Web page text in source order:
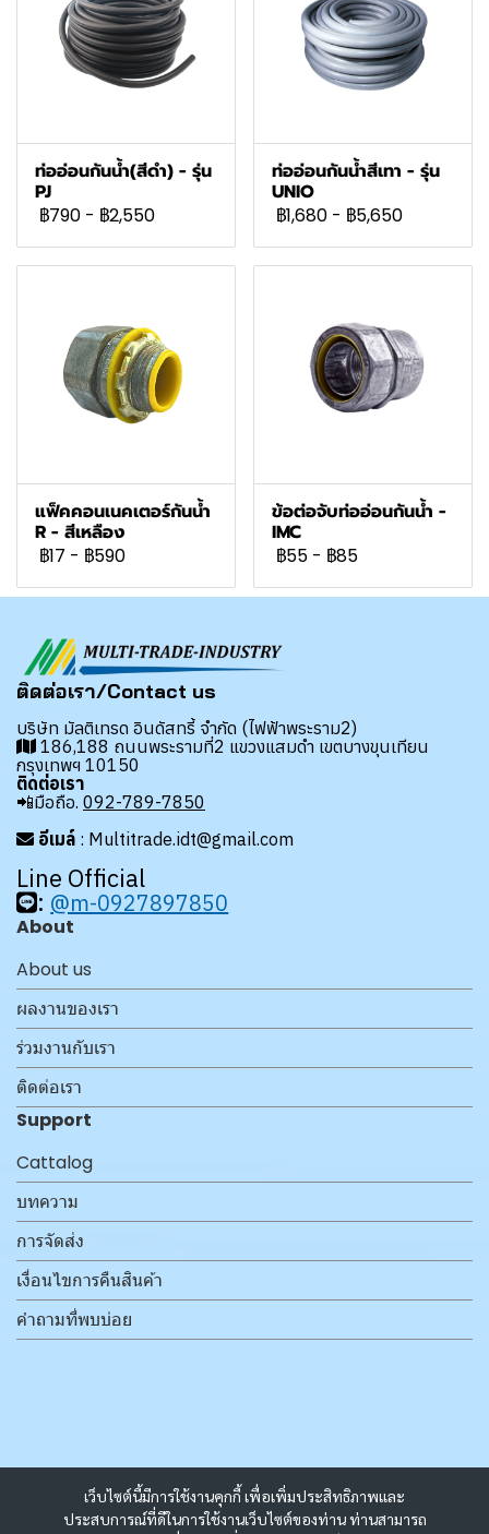
ท่ออ่อนกันน้ำ(สีดำ) - รุ่น
PJ
฿790 - ฿2,550
ท่ออ่อนกันน้ำสีเทา - รุ่น
UNIO
฿1,680 - ฿5,650
แฟ็คคอนเนคเตอร์กันน้ำ
R - สีเหลือง
฿17 - ฿590
ข้อต่อจับท่ออ่อนกันน้ำ -
IMC
฿55 - ฿85
เว็บไซต์นี้มีการใช้งานคุกกี้ เพื่อเพิ่มประสิทธิภาพและ
ประสบการณ์ที่ดีในการใช้งานเว็บไซต์ของท่าน ท่านสามารถ
ติดต่อเรา/Contact us
บริษัท มัลติเทรด อินดัสทรี้ จำกัด (ไฟฟ้าพระราม2)
186,188 ถนนพระรามที่2 แขวงแสมดำ เขตบางขุนเทียน
กรุงเทพฯ 10150
ติดต่อเรา
📲มือถือ. 092-789-7850
อีเมล์ : Multitrade.idt@gmail.com
Line Official
: @m-0927897850
About
About us
ผลงานของเรา
ร่วมงานกับเรา
ติดต่อเรา
Support
Cattalog
บทความ
การจัดส่ง
เงื่อนไขการคืนสินค้า
คำถามที่พบบ่อย